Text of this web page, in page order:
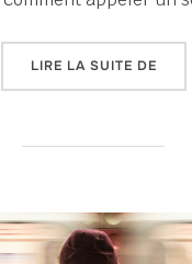
LIRE LA SUITE DE«